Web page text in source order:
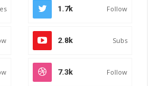
1.7k Follow
2.8k Subs
7.3k Follow